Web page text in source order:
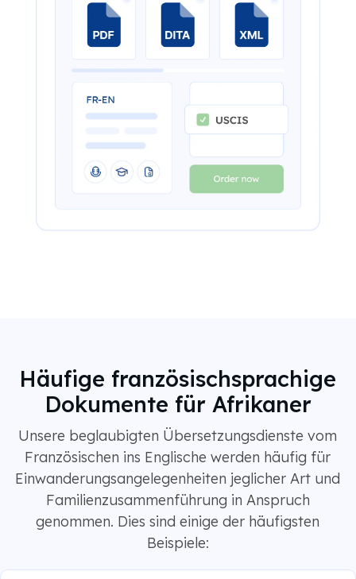
Häufige französischsprachige
Dokumente für Afrikaner
Unsere beglaubigten Übersetzungsdienste vom
Französischen ins Englische werden häufig für
Einwanderungsangelegenheiten jeglicher Art und
Familienzusammenführung in Anspruch
genommen. Dies sind einige der häufigsten
Beispiele: